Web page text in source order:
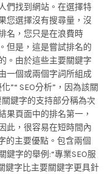
們找到網站。在選擇特
您選擇沒有搜尋量，沒
名，您只是在浪費時
但是，這是嘗試排名的
。由於這些主要關鍵字
一個或兩個字詞所組成
”“ SEO分析”，因為該關
鍵字的支持部分稱為次
果頁面中的排名第一，
此，很容易在短時間內
的主要優點。包含兩個
鍵字的舉例:“專業SEO服
鍵字比主要關鍵字更具針